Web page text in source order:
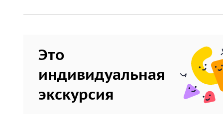
Это
индивидуальная
экскурсия